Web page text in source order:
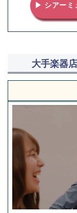
▶ シアーミ
大手楽器